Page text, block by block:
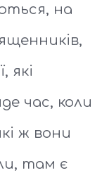
на
які
час, коли
ж вони
там є